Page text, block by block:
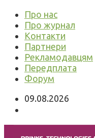
Про нас
Про журнал
Контакти
Партнери
Рекламодавцям
Передплата
Форум
09.08.2026